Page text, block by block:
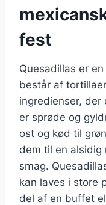
fest
Quesadillas er
består af
ingredienser,
er sprøde og
ost og kød til
dem til en alsidig
smag.
kan laves i store
del af en buffet